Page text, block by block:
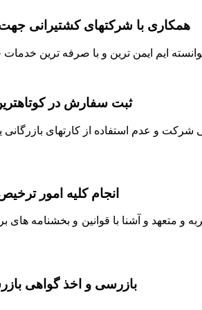
همکاری با شرکتهای کشتیرانی
ایم ایمن ترین و با صرفه ترین خدمات
ثبت سفارش در
و عدم استفاده از کارتهای بازرگانی
انجام کلیه امور
و متعهد و آشنا با قوانین و
بازرسی و اخذ گواهی